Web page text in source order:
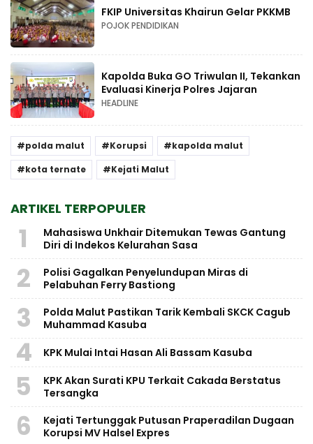
FKIP Universitas Khairun Gelar PKKMB
POJOK PENDIDIKAN
Kapolda Buka GO Triwulan II, Tekankan
Evaluasi Kinerja Polres Jajaran
HEADLINE
polda malut Korupsi
kapolda malut
kota ternate
Kejati Malut
ARTIKEL TERPOPULER
1
Mahasiswa Unkhair Ditemukan Tewas Gantung
Diri di Indekos Kelurahan Sasa
2
Polisi Gagalkan Penyelundupan Miras di
Pelabuhan Ferry Bastiong
3
Polda Malut Pastikan Tarik Kembali SKCK Cagub
Muhammad Kasuba
4 KPK Mulai Intai Hasan Ali Bassam Kasuba
5
KPK Akan Surati KPU Terkait Cakada Berstatus
Tersangka
6
Kejati Tertunggak Putusan Praperadilan Dugaan
Korupsi MV Halsel Expres